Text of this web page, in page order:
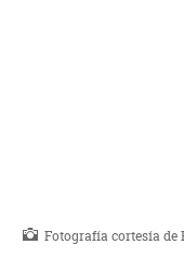
Fotografía cortesía de